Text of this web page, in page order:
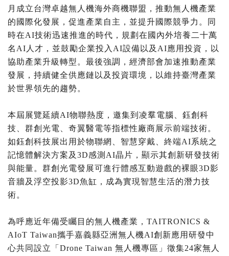
月成立台灣卓越無人機海外商機聯盟，推動無人機產業
的國際化發展，促進產業自主，並提升國際競爭力。同
時在AI技術迅速推進的時代，規劃在國內外培養二十萬
名AI人才，並鼓勵企業投入AI設備以及AI應用投資，以
協助產業升級轉型。最後強調，經濟部會加速推動產業
發展，持續健全供應鏈以及投資環境，以維持臺灣產業
於世界領先的趨勢。
本屆展覽延續AI物聯熱度，邀集到凌羣電腦、鈺創科
技、群創光電、奇翼醫電等指標性廠商展示前端技術。
如鈺創科技展出用於物聯網、智慧穿戴、終端AI系統之
記憶體解決方案及3D感測AI晶片，顯示其創新研發技術
與能量。群創光電發展可進行體感互動遊戲的裸眼3D影
音牆及浮空投影3D魚缸，成為實現智慧生活的潛力技
術。
為呼應近年備受矚目的無人機產業，TAITRONICS &
AIoT Taiwan攜手嘉義縣亞洲無人機AI創新應用研發中
心共同設立「Drone Taiwan 無人機專區」徵集24家無人